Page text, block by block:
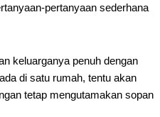
pertanyaan sederhana
keluarganya penuh dengan
di satu rumah, tentu akan
tetap mengutamakan sopan